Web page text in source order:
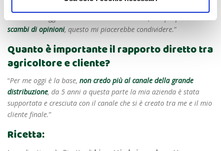
scambi di opinioni, questo mi piacerebbe condividere.”
Quanto è importante il rapporto diretto tra
agricoltore e cliente?
“Per me oggi è la base, non credo più al canale della grande
distribuzione, da 5 anni a questa parte la mia azienda è stata
supportata e cresciuta con il canale che si è creato tra me e il mio
cliente finale.”
Ricetta: